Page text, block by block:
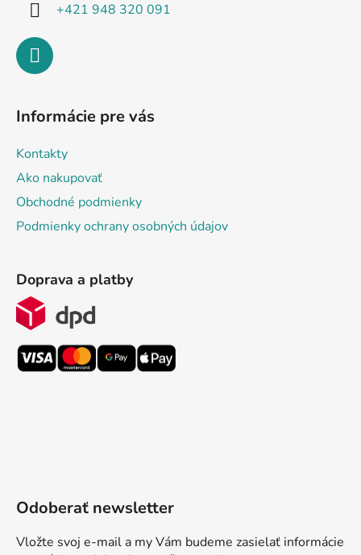
+421 948 320 091
Informácie pre vás
Kontakty
Ako nakupovať
Obchodné podmienky
Podmienky ochrany osobných údajov
Doprava a platby
Odoberať newsletter
Vložte svoj e-mail a my Vám budeme zasielať informácie